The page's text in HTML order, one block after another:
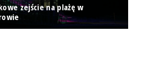
zejście na plażę w